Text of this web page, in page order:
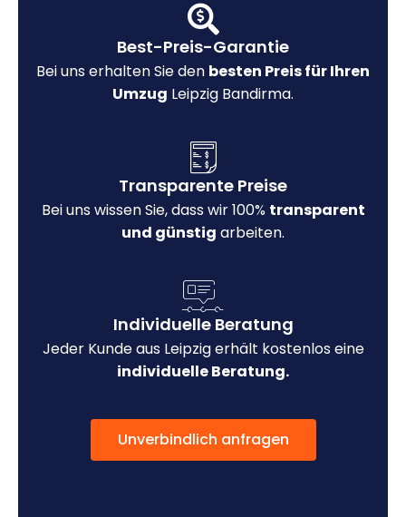
Best-Preis-Garantie
Bei uns erhalten Sie den besten Preis für Ihren
Umzug Leipzig Bandirma.
Transparente Preise
Bei uns wissen Sie, dass wir 100% transparent
und günstig arbeiten.
Individuelle Beratung
Jeder Kunde aus Leipzig erhält kostenlos eine
individuelle Beratung.
Unverbindlich anfragen